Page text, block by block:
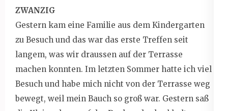
ZWANZIG
Gestern kam eine Familie aus dem Kindergarten
zu Besuch und das war das erste Treffen seit
langem, was wir draussen auf der Terrasse
machen konnten. Im letzten Sommer hatte ich viel
Besuch und habe mich nicht von der Terrasse weg
bewegt, weil mein Bauch so groß war. Gestern saß